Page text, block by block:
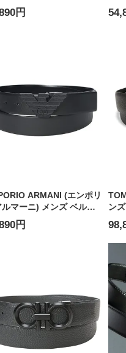
ト リバーシブル ピンバッ
円
ベ
ク
ARMANI (エンポリ
ルマーニ) メンズ ベルト
ーシブル イーグルバック
円
ン
ザ